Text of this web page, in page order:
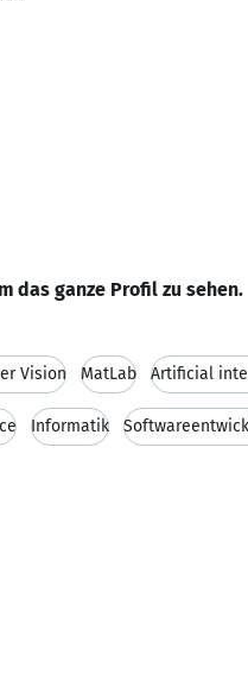
das ganze Profil zu sehen.
Vision MatLab Artificial
Informatik